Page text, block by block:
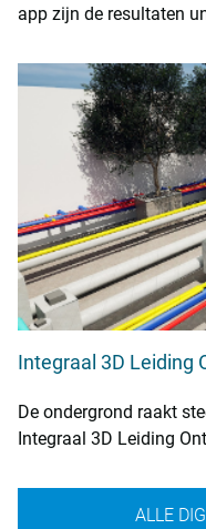
app zijn de resultaten
Integraal 3D Leiding
De ondergrond raakt
Integraal 3D Leiding
ALLE